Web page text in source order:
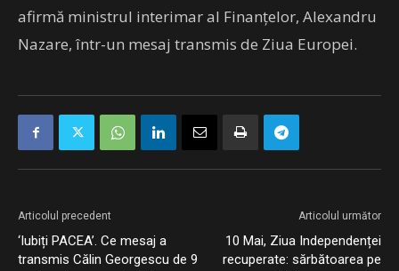
afirmă ministrul interimar al Finanţelor, Alexandru
Nazare, într-un mesaj transmis de Ziua Europei.
Articolul precedent
‘Iubiți PACEA’. Ce mesaj a
transmis Călin Georgescu de 9
Articolul următor
10 Mai, Ziua Independenței
recuperate: sărbătoarea pe